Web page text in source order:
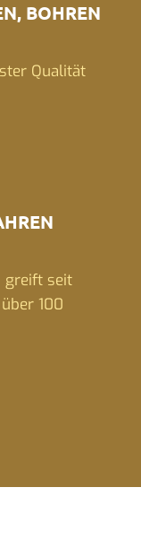
BOHREN
Qualität
greift seit
100